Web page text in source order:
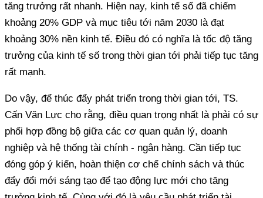
tăng trưởng rất nhanh. Hiện nay, kinh tế số đã chiếm
khoảng 20% GDP và mục tiêu tới năm 2030 là đạt
khoảng 30% nền kinh tế. Điều đó có nghĩa là tốc độ tăng
trưởng của kinh tế số trong thời gian tới phải tiếp tục tăng
rất mạnh.
Do vậy, để thúc đẩy phát triển trong thời gian tới, TS.
Cấn Văn Lực cho rằng, điều quan trọng nhất là phải có sự
phối hợp đồng bộ giữa các cơ quan quản lý, doanh
nghiệp và hệ thống tài chính - ngân hàng. Cần tiếp tục
đóng góp ý kiến, hoàn thiện cơ chế chính sách và thúc
đẩy đổi mới sáng tạo để tạo động lực mới cho tăng